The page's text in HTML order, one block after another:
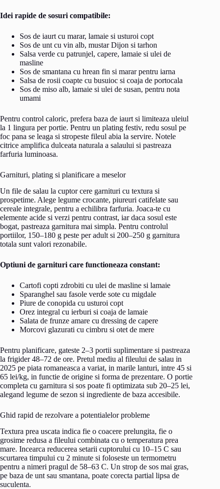
Idei rapide de sosuri compatibile:
Sos de iaurt cu marar, lamaie si usturoi copt
Sos de unt cu vin alb, mustar Dijon si tarhon
Salsa verde cu patrunjel, capere, lamaie si ulei de
masline
Sos de smantana cu hrean fin si marar pentru iarna
Salsa de rosii coapte cu busuioc si coaja de portocala
Sos de miso alb, lamaie si ulei de susan, pentru nota
umami
Pentru control caloric, prefera baza de iaurt si limiteaza uleiul
la 1 lingura per portie. Pentru un plating festiv, redu sosul pe
foc pana se leaga si stropeste fileul abia la servire. Notele
citrice amplifica dulceata naturala a salaului si pastreaza
farfuria luminoasa.
Garnituri, plating si planificare a meselor
Un file de salau la cuptor cere garnituri cu textura si
prospetime. Alege legume crocante, piureuri catifelate sau
cereale integrale, pentru a echilibra farfuria. Joaca-te cu
elemente acide si verzi pentru contrast, iar daca sosul este
bogat, pastreaza garnitura mai simpla. Pentru controlul
portiilor, 150–180 g peste per adult si 200–250 g garnitura
totala sunt valori rezonabile.
Optiuni de garnituri care functioneaza constant:
Cartofi copti zdrobiti cu ulei de masline si lamaie
Sparanghel sau fasole verde sote cu migdale
Piure de conopida cu usturoi copt
Orez integral cu ierburi si coaja de lamaie
Salata de frunze amare cu dressing de capere
Morcovi glazurati cu cimbru si otet de mere
Pentru planificare, gateste 2–3 portii suplimentare si pastreaza
la frigider 48–72 de ore. Pretul mediu al fileului de salau in
2025 pe piata romaneasca a variat, in marile lanturi, intre 45 si
65 lei/kg, in functie de origine si forma de prezentare. O portie
completa cu garnitura si sos poate fi optimizata sub 20–25 lei,
alegand legume de sezon si ingrediente de baza accesibile.
Ghid rapid de rezolvare a potentialelor probleme
Textura prea uscata indica fie o coacere prelungita, fie o
grosime redusa a fileului combinata cu o temperatura prea
mare. Incearca reducerea setarii cuptorului cu 10–15 C sau
scurtarea timpului cu 2 minute si foloseste un termometru
pentru a nimeri pragul de 58–63 C. Un strop de sos mai gras,
pe baza de unt sau smantana, poate corecta partial lipsa de
suculenta.